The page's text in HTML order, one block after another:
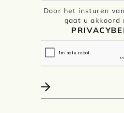
Door het insturen
gaat u akkoord